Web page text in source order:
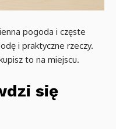
pogoda i częste
i praktyczne rzeczy.
to na miejscu.
się